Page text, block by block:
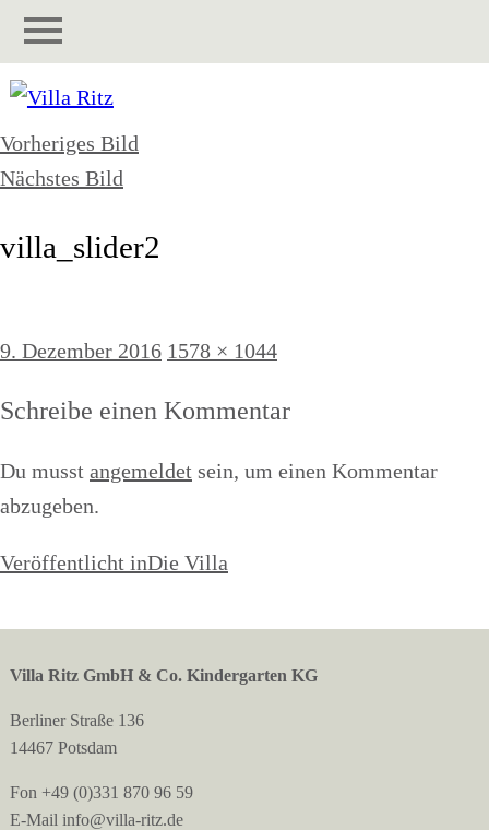
Vorheriges Bild
Nächstes Bild
villa_slider2
Veröffentlicht
9. Dezember 2016 Originalgröße
1578 × 1044
Schreibe einen Kommentar
Du musst angemeldet sein, um einen Kommentar
abzugeben.
Beitragsnavigation
Veröffentlicht inDie Villa
Villa Ritz GmbH & Co. Kindergarten KG
Berliner Straße 136
14467 Potsdam
Fon +49 (0)331 870 96 59
E-Mail info@villa-ritz.de